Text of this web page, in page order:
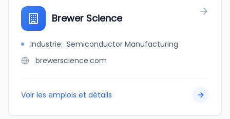
Brewer Science
Industrie: Semiconductor Manufacturing
brewerscience.com
Voir les emplois et détails